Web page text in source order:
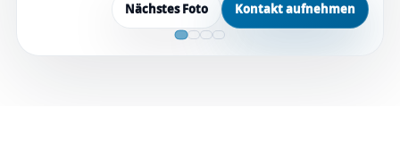
Nächstes Foto Kontakt aufnehmen